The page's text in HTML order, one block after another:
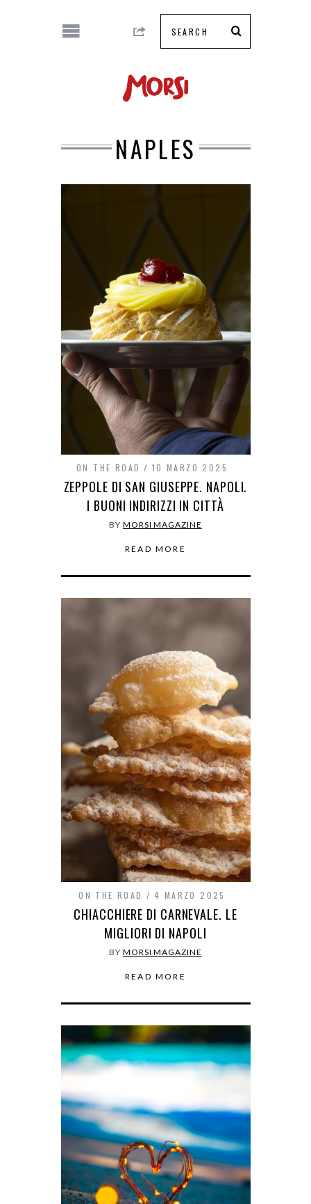
NAPLES
ON THE ROAD 10 MARZO 2025
ZEPPOLE DI SAN GIUSEPPE. NAPOLI.
I BUONI INDIRIZZI IN CITTÀ
BYMORSI MAGAZINE
READ MORE
ON THE ROAD 4 MARZO 2025
CHIACCHIERE DI CARNEVALE. LE
MIGLIORI DI NAPOLI
BYMORSI MAGAZINE
READ MORE